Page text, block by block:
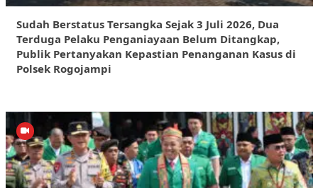
Sudah Berstatus Tersangka Sejak 3 Juli 2026, Dua
Terduga Pelaku Penganiayaan Belum Ditangkap,
Publik Pertanyakan Kepastian Penanganan Kasus di
Polsek Rogojampi